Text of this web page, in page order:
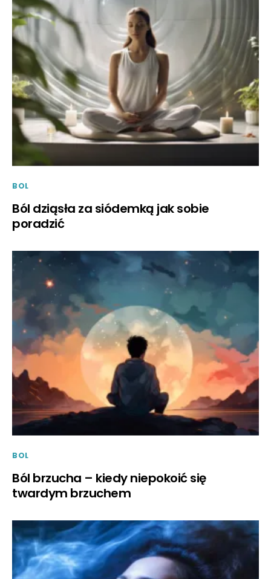
BOL
Ból dziąsła za siódemką jak sobie
poradzić
BOL
Ból brzucha – kiedy niepokoić się
twardym brzuchem